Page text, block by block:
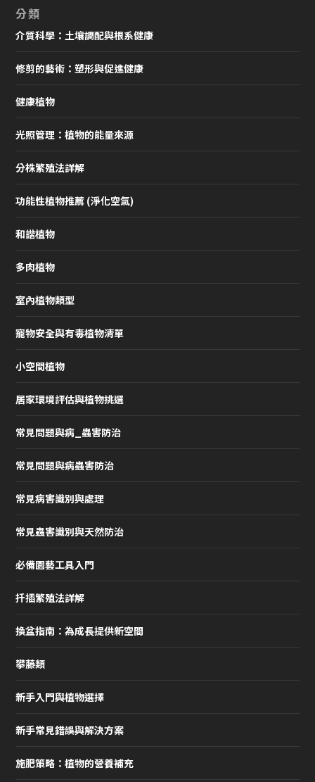
分類
介質科學：土壤調配與根系健康
修剪的藝術：塑形與促進健康
健康植物
光照管理：植物的能量來源
分株繁殖法詳解
功能性植物推薦 (淨化空氣)
和諧植物
多肉植物
室內植物類型
寵物安全與有毒植物清單
小空間植物
居家環境評估與植物挑選
常見問題與病_蟲害防治
常見問題與病蟲害防治
常見病害識別與處理
常見蟲害識別與天然防治
必備園藝工具入門
扦插繁殖法詳解
換盆指南：為成長提供新空間
攀藤類
新手入門與植物選擇
新手常見錯誤與解決方案
施肥策略：植物的營養補充